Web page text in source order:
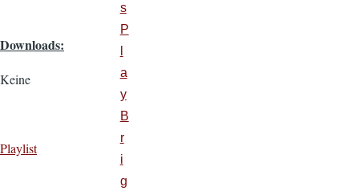
Downloads:
Keine
Playlist
s
P
a
y
B
r
i
g